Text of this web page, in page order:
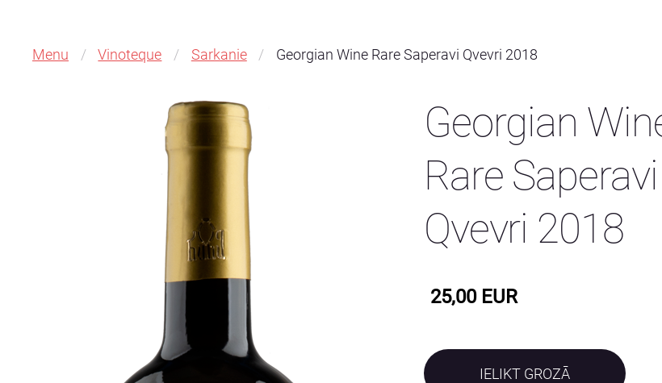
Menu Vinoteque Sarkanie Georgian Wine Rare Saperavi Qvevri 2018
Georgian
Rare Saperavi
Qvevri 2018
25,00 EUR
IELIKT GROZĀ